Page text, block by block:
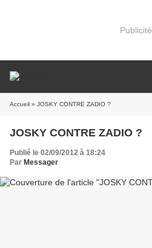
Publicité
Accueil » JOSKY CONTRE ZADIO ?
JOSKY CONTRE ZADIO ?
Publié le 02/09/2012 à 18:24
Par Messager